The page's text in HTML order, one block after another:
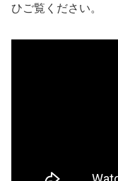
ひご覧ください。